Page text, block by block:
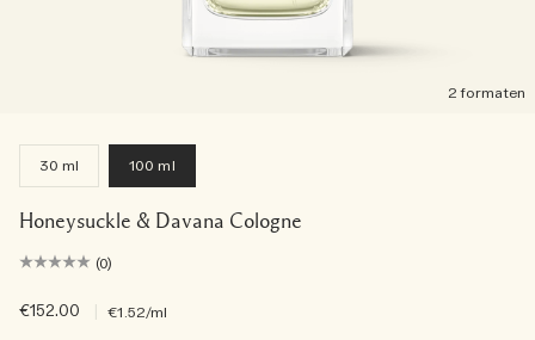
2 formaten
30 ml 100 ml
Honeysuckle & Davana Cologne
(0)
€152.00 €1.52/ml